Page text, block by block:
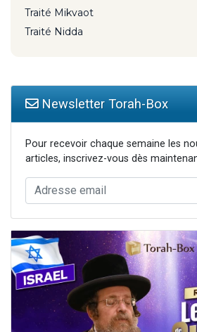
Traité Mikvaot
Traité Nidda
Newsletter Torah-Box
Pour recevoir chaque semaine les
articles, inscrivez-vous dès